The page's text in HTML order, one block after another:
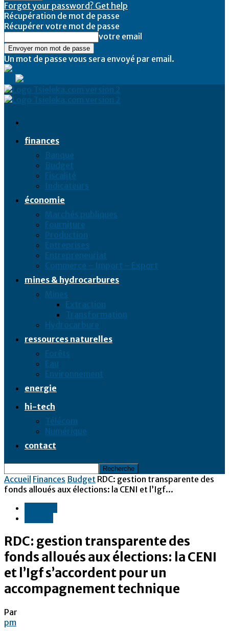
Forgot your password? Get help
Récupération de mot de passe
Récupérer votre mot de passe
votre email
Un mot de passe vous sera envoyé par email.
finances
Banque
Budget
Fiscalité
Indicateurs
économie
Marchés publiques
Fourniture
Production
Entreprises
Entrepreneuriat
Commerce – Import – Export
mines & hydrocarbures
Mines
Extraction
Transformation
Hydrocarbure
ressources naturelles
Forêts
Eau
Environnement
energie
hi-tech
Télécom
Numérique
contact
Accueil Finances Budget RDC: gestion transparente des
fonds alloués aux élections: la CENI et l’Igf...
RDC: gestion transparente des
fonds alloués aux élections: la CENI
et l’Igf s’accordent pour un
accompagnement technique
Par
pm